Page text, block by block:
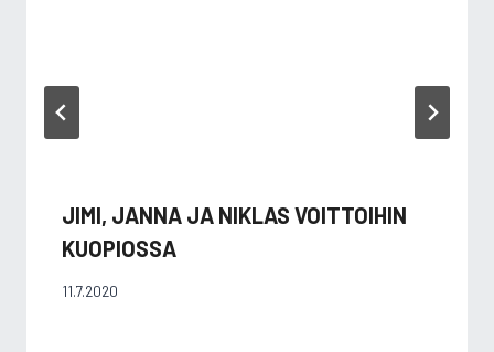
JIMI, JANNA JA NIKLAS VOITTOIHIN
KUOPIOSSA
11.7.2020